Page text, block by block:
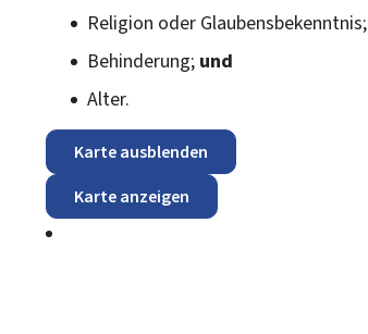
Religion oder Glaubensbekenntnis;
Behinderung; und
Alter.
Karte ausblenden
Karte anzeigen